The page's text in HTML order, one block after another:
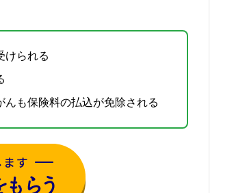
けられる
も保険料の払込が免除される